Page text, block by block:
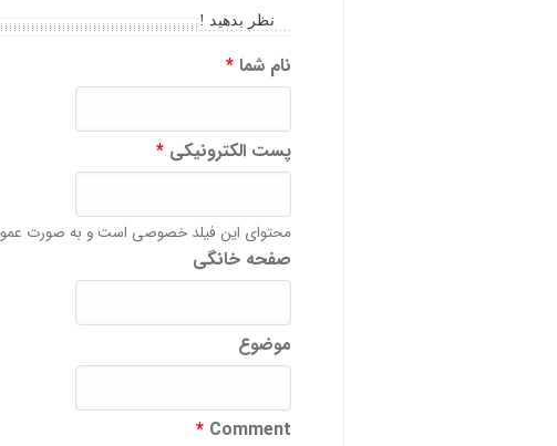
نظر بدهید !
نام شما *
پست الکترونیکی *
محتوای این فیلد خصوصی است و به صورت
صفحه خانگی
موضوع
Comment
*